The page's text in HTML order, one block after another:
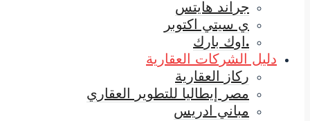
جراند هايتس
ي سيتي اكتوبر
.اوك بارك
دليل الشركات العقارية
ركاز العقارية
مصر إيطاليا للتطوير العقاري
مباني ادريس